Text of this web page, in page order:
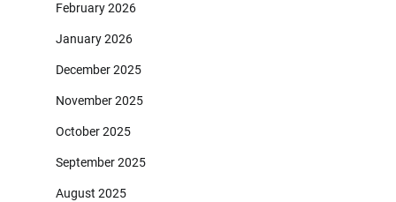
February 2026
January 2026
December 2025
November 2025
October 2025
September 2025
August 2025